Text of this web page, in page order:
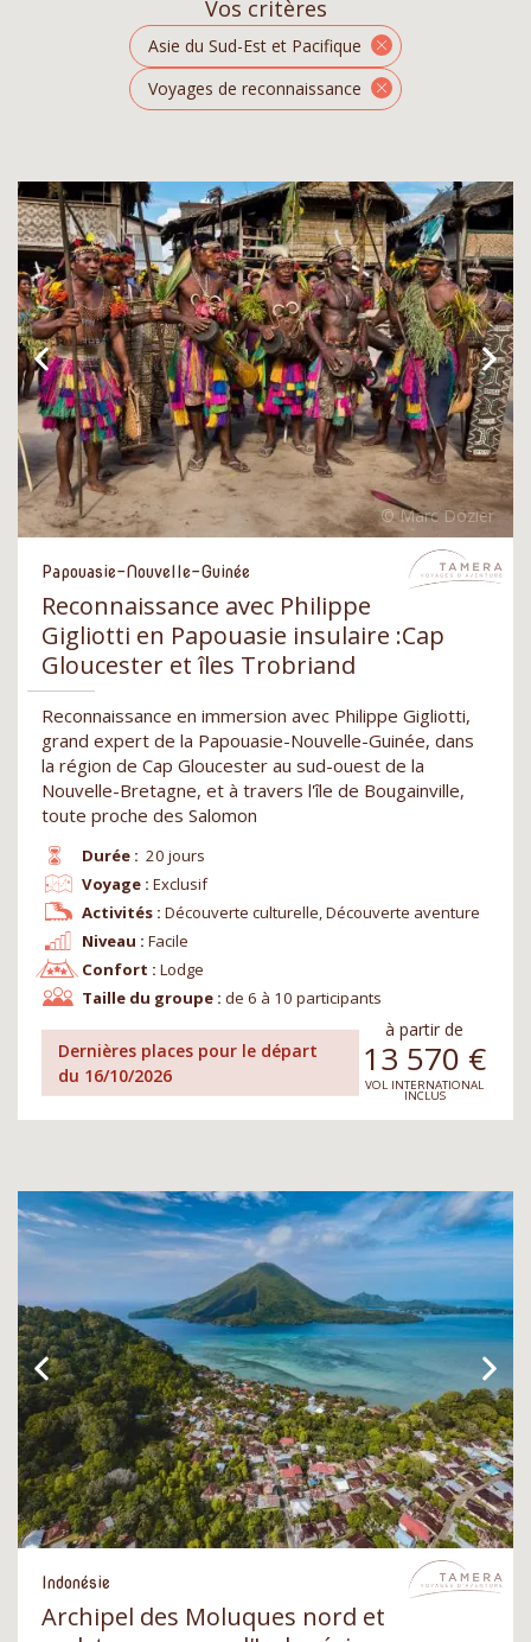
Vos critères
Asie du Sud-Est et Pacifique
Voyages de reconnaissance
Papouasie-Nouvelle-Guinée
Reconnaissance avec Philippe
Gigliotti en Papouasie insulaire :Cap
Gloucester et îles Trobriand
Reconnaissance en immersion avec Philippe Gigliotti,
grand expert de la Papouasie-Nouvelle-Guinée, dans
la région de Cap Gloucester au sud-ouest de la
Nouvelle-Bretagne, et à travers l'île de Bougainville,
toute proche des Salomon
Durée : 20 jours
Niveau : Facile
Voyage : Exclusif
Confort : Lodge
Activités : Découverte culturelle, Découverte aventure
Taille du groupe : de 6 à 10 participants
Dernières places pour le départ
du 16/10/2026
à partir de
13 570 €
VOL INTERNATIONAL
INCLUS
Indonésie
Archipel des Moluques nord et